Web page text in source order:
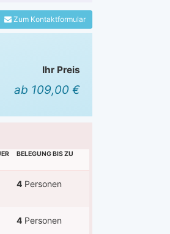
Zum Kontaktformular
Ihr Preis
ab 109,00 €
BELEGUNG BIS ZU
4Personen
4Personen